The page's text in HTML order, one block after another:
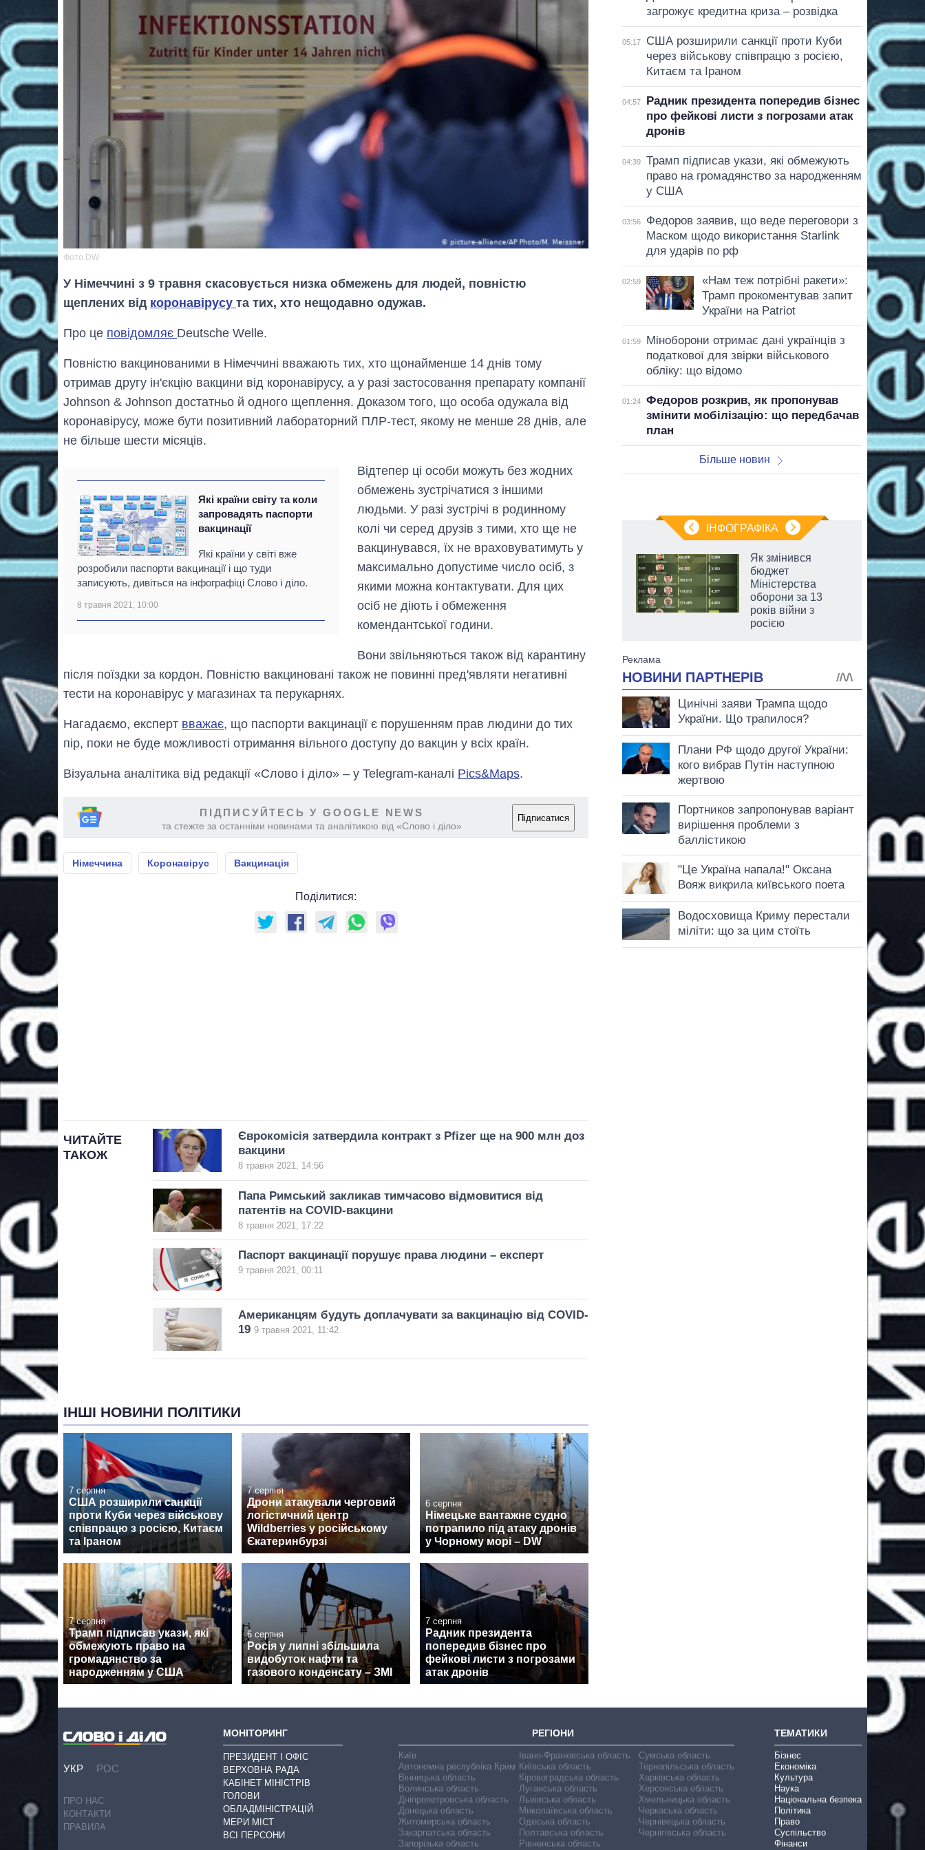
Фото DW
У Німеччині з 9 травня скасовується низка обмежень для людей, повністю
щеплених від коронавірусу та тих, хто нещодавно одужав.
Про це повідомляє Deutsche Welle.
Повністю вакцинованими в Німеччині вважають тих, хто щонайменше 14 днів тому
отримав другу ін'єкцію вакцини від коронавірусу, а у разі застосовання препарату компанії
Johnson & Johnson достатньо й одного щеплення. Доказом того, що особа одужала від
коронавірусу, може бути позитивний лабораторний ПЛР-тест, якому не менше 28 днів, але
не більше шести місяців.
Які країни світу та коли
запровадять паспорти
вакцинації
Які країни у світі вже
розробили паспорти вакцинації і що туди
записують, дивіться на інфографіці Слово і діло.
8 травня 2021, 10:00
Відтепер ці особи можуть без жодних
обмежень зустрічатися з іншими
людьми. У разі зустрічі в родинному
колі чи серед друзів з тими, хто ще не
вакцинувався, їх не враховуватимуть у
максимально допустиме число осіб, з
якими можна контактувати. Для цих
осіб не діють і обмеження
комендантської години.
Вони звільняються також від карантину
після поїздки за кордон. Повністю вакциновані також не повинні пред'являти негативні
тести на коронавірус у магазинах та перукарнях.
Нагадаємо, експерт вважає, що паспорти вакцинації є порушенням прав людини до тих
пір, поки не буде можливості отримання вільного доступу до вакцин у всіх країн.
Візуальна аналітика від редакції «Слово і діло» – у Telegram-каналі Pics&Maps.
ПІДПИСУЙТЕСЬ У GOOGLE NEWS
та стежте за останніми новинами та аналітикою від «Слово і діло»
Підписатися
Німеччина Коронавірус Вакцинація
Поділитися:
ЧИТАЙТЕ
ТАКОЖ
Єврокомісія затвердила контракт з Pfizer ще на 900 млн доз
вакцини
8 травня 2021, 14:56
Папа Римський закликав тимчасово відмовитися від
патентів на COVID-вакцини
8 травня 2021, 17:22
Паспорт вакцинації порушує права людини – експерт
9 травня 2021, 00:11
Американцям будуть доплачувати за вакцинацію від COVID-
19 9 травня 2021, 11:42
ІНШІ НОВИНИ ПОЛІТИКИ
7 серпня
США розширили санкції
проти Куби через військову
співпрацю з росією, Китаєм
та Іраном
7 серпня
Дрони атакували черговий
логістичний центр
Wildberries у російському
Єкатеринбурзі
6 серпня
Німецьке вантажне судно
потрапило під атаку дронів
у Чорному морі – DW
7 серпня
Трамп підписав укази, які
обмежують право на
громадянство за
народженням у США
6 серпня
Росія у липні збільшила
видобуток нафти та
газового конденсату – ЗМІ
7 серпня
Радник президента
попередив бізнес про
фейкові листи з погрозами
атак дронів
загрожує кредитна криза – розвідка
05:17
США розширили санкції проти Куби
через військову співпрацю з росією,
Китаєм та Іраном
04:57
Радник президента попередив бізнес
про фейкові листи з погрозами атак
дронів
04:39
Трамп підписав укази, які обмежують
право на громадянство за народженням
у США
03:56
Федоров заявив, що веде переговори з
Маском щодо використання Starlink
для ударів по рф
02:59
«Нам теж потрібні ракети»:
Трамп прокоментував запит
України на Patriot
01:59
Міноборони отримає дані українців з
податкової для звірки військового
обліку: що відомо
01:24
Федоров розкрив, як пропонував
змінити мобілізацію: що передбачав
план
Більше новин
ІНФОГРАФІКА
Економіка ШІ-
гігантів: скільки
коштують і
заробляють
Як змінився
бюджет
Міністерства
оборони за 13
років війни з
росією
УКР РОС
ПРО НАС
КОНТАКТИ
ПРАВИЛА
МОНІТОРИНГ
ПРЕЗИДЕНТ І ОФІС
ВЕРХОВНА РАДА
КАБІНЕТ МІНІСТРІВ
ГОЛОВИ
ОБЛАДМІНІСТРАЦІЙ
МЕРИ МІСТ
ВСІ ПЕРСОНИ
РЕГІОНИ
Київ
Автономна республіка Крим
Вінницька область
Волинська область
Дніпропетровська область
Донецька область
Житомирська область
Закарпатська область
Запорізька область
Івано-Франківська область
Київська область
Кіровоградська область
Луганська область
Львівська область
Миколаївська область
Одеська область
Полтавська область
Рівненська область
Сумська область
Тернопільська область
Харківська область
Херсонська область
Хмельницька область
Черкаська область
Чернівецька область
Чернігівська область
ТЕМАТИКИ
Бізнес
Економіка
Культура
Наука
Національна безпека
Політика
Право
Суспільство
Фінанси